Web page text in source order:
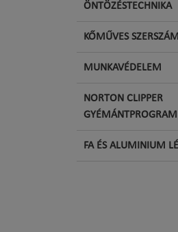
ÖNTÖZÉSTECHNIKA
KŐMŰVES
MUNKAVÉDELEM
NORTON CLIPPER
GYÉMÁNTPROGRAM
FA ÉS ALUMINIUM